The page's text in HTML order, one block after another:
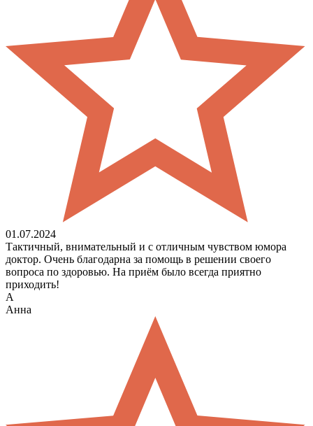
01.07.2024
Тактичный, внимательный и с отличным чувством юмора
доктор. Очень благодарна за помощь в решении своего
вопроса по здоровью. На приём было всегда приятно
приходить!
А
Анна